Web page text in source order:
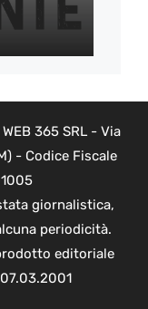
365 SRL - Via
- Codice Fiscale
giornalistica,
periodicità.
editoriale